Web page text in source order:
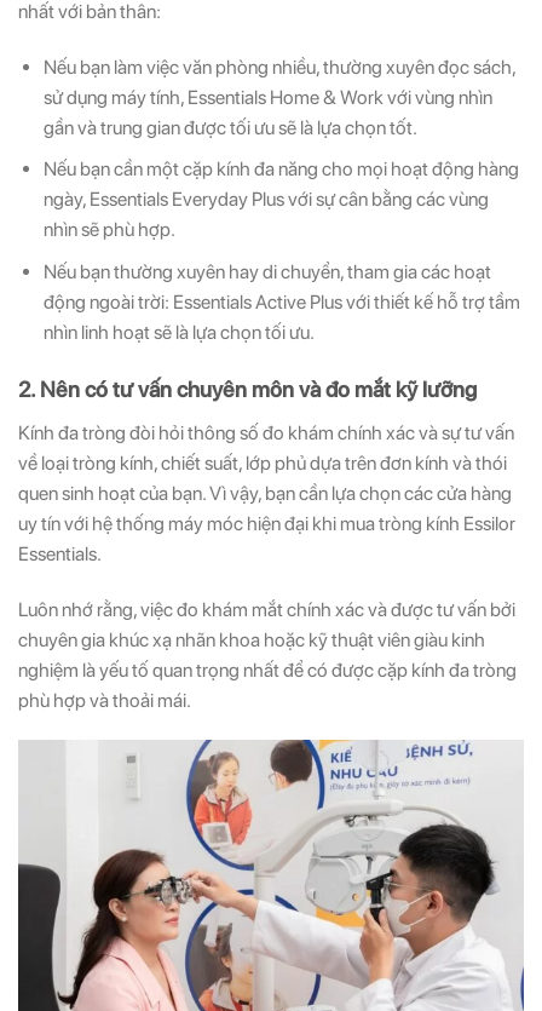
nhất với bản thân:
Nếu bạn làm việc văn phòng nhiều, thường xuyên đọc sách,
sử dụng máy tính, Essentials Home & Work với vùng nhìn
gần và trung gian được tối ưu sẽ là lựa chọn tốt.
Nếu bạn cần một cặp kính đa năng cho mọi hoạt động hàng
ngày, Essentials Everyday Plus với sự cân bằng các vùng
nhìn sẽ phù hợp.
Nếu bạn thường xuyên hay di chuyển, tham gia các hoạt
động ngoài trời: Essentials Active Plus với thiết kế hỗ trợ tầm
nhìn linh hoạt sẽ là lựa chọn tối ưu.
2. Nên có tư vấn chuyên môn và đo mắt kỹ lưỡng
Kính đa tròng đòi hỏi thông số đo khám chính xác và sự tư vấn
về loại tròng kính, chiết suất, lớp phủ dựa trên đơn kính và thói
quen sinh hoạt của bạn. Vì vậy, bạn cần lựa chọn các cửa hàng
uy tín với hệ thống máy móc hiện đại khi mua tròng kính Essilor
Essentials.
Luôn nhớ rằng, việc đo khám mắt chính xác và được tư vấn bởi
chuyên gia khúc xạ nhãn khoa hoặc kỹ thuật viên giàu kinh
nghiệm là yếu tố quan trọng nhất để có được cặp kính đa tròng
phù hợp và thoải mái.